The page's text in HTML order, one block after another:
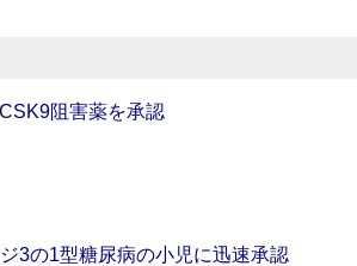
阻害薬を承認
3の1型糖尿病の小児に迅速承認